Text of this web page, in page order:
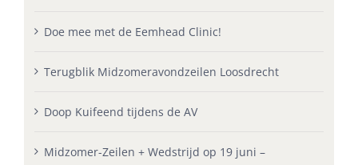
Doe mee met de Eemhead Clinic!
Terugblik Midzomeravondzeilen Loosdrecht
Doop Kuifeend tijdens de AV
Midzomer-Zeilen + Wedstrijd op 19 juni –